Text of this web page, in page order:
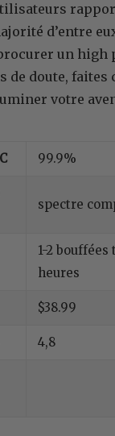
d’entre
un high
de doute, faites
votre
99.9%
spectre
1-2 bouffées
heures
$38.99
4,8